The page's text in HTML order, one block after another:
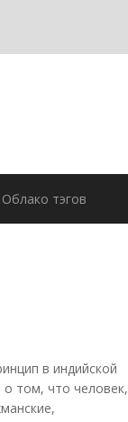
Облако тэгов
в индийской
о том, что человек,